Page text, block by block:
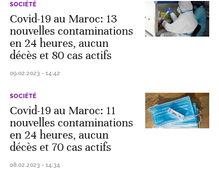
SOCIÉTÉ
Covid-19 au Maroc: 13
nouvelles contaminations
en 24 heures, aucun
décès et 80 cas actifs
09.02.2023 - 14:42
SOCIÉTÉ
Covid-19 au Maroc: 11
nouvelles contaminations
en 24 heures, aucun
décès et 70 cas actifs
08.02.2023 - 14:34